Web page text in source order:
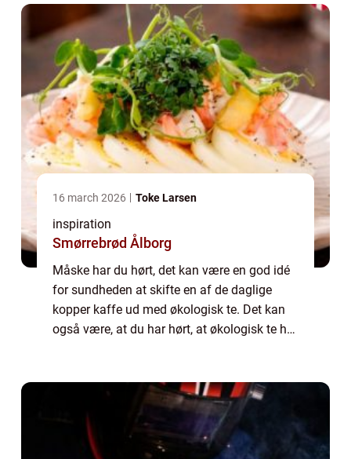
16 march 2026 Toke Larsen
inspiration
Smørrebrød Ålborg
Måske har du hørt, det kan være en god idé
for sundheden at skifte en af de daglige
kopper kaffe ud med økologisk te. Det kan
også være, at du har hørt, at økologisk te har